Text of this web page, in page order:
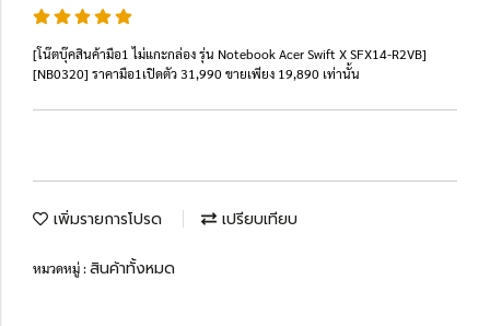
[โน๊ตบุ๊คสินค้ามือ1 ไม่แกะกล่อง รุ่น Notebook Acer Swift X SFX14-R2VB]
[NB0320] ราคามือ1เปิดตัว 31,990 ขายเพียง 19,890 เท่านั้น
เพิ่มรายการโปรด เปรียบเทียบ
หมวดหมู่ :สินค้าทั้งหมด